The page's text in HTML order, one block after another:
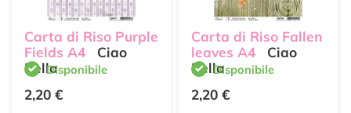
Carta di Riso Purple
Fields A4
Ciao
BellaDisponibile
2,20 €
Carta di Riso Fallen
leaves A4
Ciao
BellaDisponibile
2,20 €